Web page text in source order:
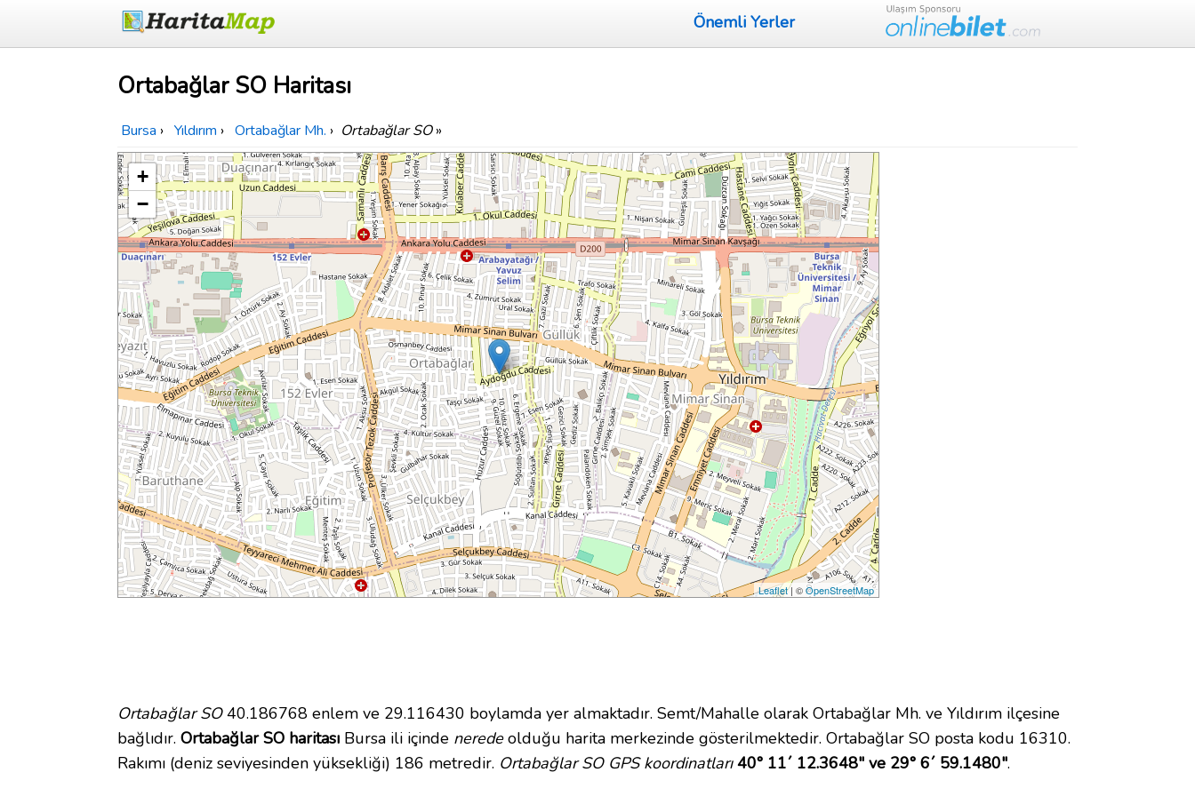
Önemli Yerler
Ortabağlar SO Haritası
Bursa › Yıldırım › Ortabağlar Mh. › Ortabağlar SO»
+
−
Leaflet| ©OpenStreetMap
Ortabağlar SO40.186768 enlem ve 29.116430 boylamda yer almaktadır. Semt/Mahalle olarak Ortabağlar Mh. ve Yıldırım ilçesine
bağlıdır. Ortabağlar SO haritası Bursa ili içinde neredeolduğu harita merkezinde gösterilmektedir. Ortabağlar SO posta kodu 16310.
Rakımı (deniz seviyesinden yüksekliği) 186 metredir. Ortabağlar SO GPS koordinatları 40° 11´ 12.3648" ve 29° 6´ 59.1480".